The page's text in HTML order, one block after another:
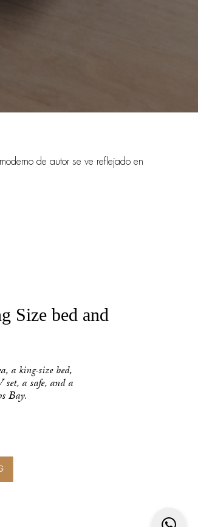
de autor se ve reflejado en
Size bed and
a king-size bed,
a safe, and a
Bay.